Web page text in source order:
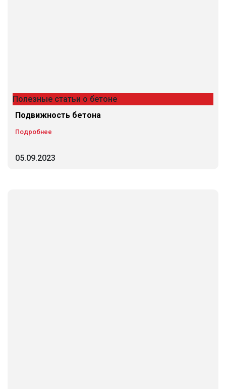
Полезные статьи о бетоне
Подвижность бетона
Подробнее
05.09.2023